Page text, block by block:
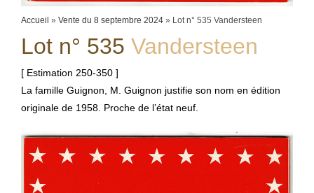
Accueil » Vente du 8 septembre 2024 » Lot n° 535 Vandersteen
Lot n° 535 Vandersteen
[ Estimation 250-350 ]
La famille Guignon, M. Guignon justifie son nom en édition
originale de 1958. Proche de l’état neuf.